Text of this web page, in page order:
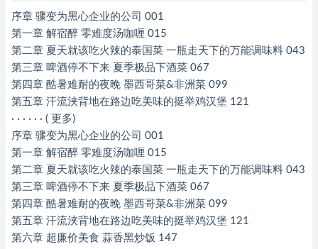
序章 骤变为黑心企业的公司 001
第一章 解宿醉 零难度汤咖喱 015
第二章 夏天就该吃火辣的泰国菜 一瓶走天下的万能调味料 043
第三章 啤酒停不下来 夏季极品下酒菜 067
第四章 酷暑难耐的夜晚 墨西哥菜&非洲菜 099
第五章 汗流浃背地在路边吃美味的挺举鸡汉堡 121
· · · · · · ( 更多)
序章 骤变为黑心企业的公司 001
第一章 解宿醉 零难度汤咖喱 015
第二章 夏天就该吃火辣的泰国菜 一瓶走天下的万能调味料 043
第三章 啤酒停不下来 夏季极品下酒菜 067
第四章 酷暑难耐的夜晚 墨西哥菜&非洲菜 099
第五章 汗流浃背地在路边吃美味的挺举鸡汉堡 121
第六章 超廉价美食 蒜香黑炒饭 147